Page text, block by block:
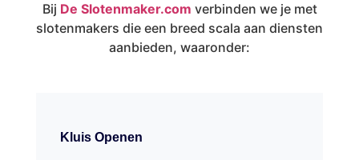
Bij De Slotenmaker.com verbinden we je met
slotenmakers die een breed scala aan diensten
aanbieden, waaronder:
Kluis Openen